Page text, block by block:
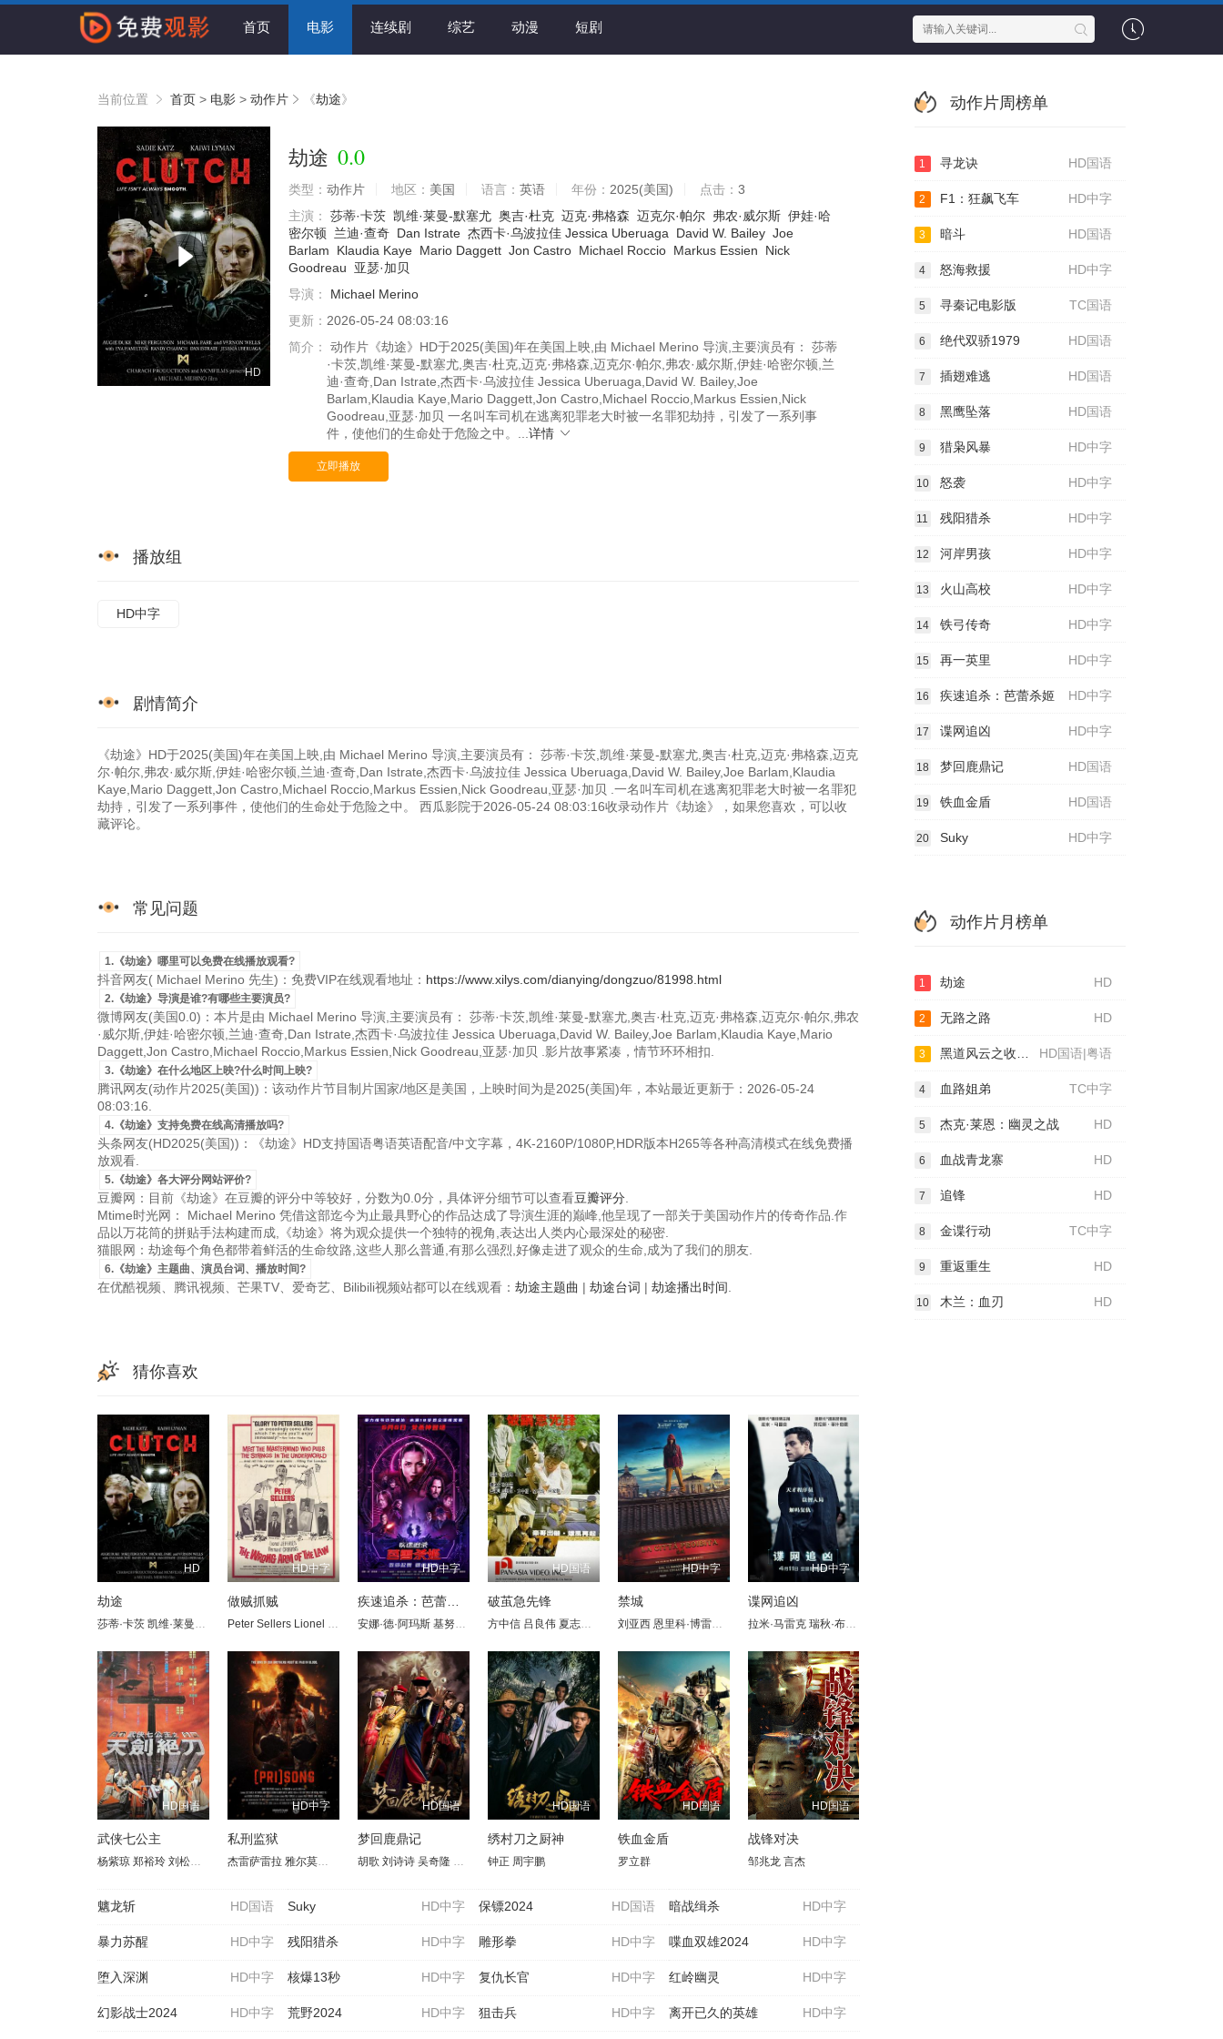
首页 电影 连续剧 综艺 动漫 短剧
当前位置 首页 > 电影 > 动作片 《劫途》
HD
劫途 0.0
类型： 动作片 地区： 美国 语言： 英语 年份： 2025(美国) 点击： 3
主演：
莎蒂·卡茨 凯维·莱曼-默塞尤 奥吉·杜克 迈克·弗格森 迈克尔·帕尔 弗农·威尔斯 伊娃·哈
密尔顿 兰迪·查奇 Dan Istrate 杰西卡·乌波拉佳 Jessica Uberuaga David W. Bailey Joe
Barlam
Klaudia Kaye Mario Daggett Jon Castro Michael Roccio Markus Essien
Nick
Goodreau
亚瑟·加贝
导演：
Michael Merino
更新： 2026-05-24 08:03:16
简介：
动作片《劫途》HD于2025(美国)年在美国上映,由 Michael Merino 导演,主要演员有： 莎蒂
·卡茨,凯维·莱曼-默塞尤,奥吉·杜克,迈克·弗格森,迈克尔·帕尔,弗农·威尔斯,伊娃·哈密尔顿,兰
迪·查奇,Dan Istrate,杰西卡·乌波拉佳 Jessica Uberuaga,David W. Bailey,Joe
Barlam,Klaudia Kaye,Mario Daggett,Jon Castro,Michael Roccio,Markus Essien,Nick
Goodreau,亚瑟·加贝 一名叫车司机在逃离犯罪老大时被一名罪犯劫持，引发了一系列事
件，使他们的生命处于危险之中。... 详情
立即播放
播放组
HD中字
剧情简介
《劫途》HD于2025(美国)年在美国上映,由 Michael Merino 导演,主要演员有： 莎蒂·卡茨,凯维·莱曼-默塞尤,奥吉·杜克,迈克·弗格森,迈克
尔·帕尔,弗农·威尔斯,伊娃·哈密尔顿,兰迪·查奇,Dan Istrate,杰西卡·乌波拉佳 Jessica Uberuaga,David W. Bailey,Joe Barlam,Klaudia
Kaye,Mario Daggett,Jon Castro,Michael Roccio,Markus Essien,Nick Goodreau,亚瑟·加贝 .一名叫车司机在逃离犯罪老大时被一名罪犯
劫持，引发了一系列事件，使他们的生命处于危险之中。 西瓜影院于2026-05-24 08:03:16收录动作片《劫途》，如果您喜欢，可以收
藏评论。
常见问题
1.《劫途》哪里可以免费在线播放观看?
抖音网友( Michael Merino 先生)：免费VIP在线观看地址： https://www.xilys.com/dianying/dongzuo/81998.html
2.《劫途》导演是谁?有哪些主要演员?
微博网友(美国0.0)：本片是由 Michael Merino 导演,主要演员有： 莎蒂·卡茨,凯维·莱曼-默塞尤,奥吉·杜克,迈克·弗格森,迈克尔·帕尔,弗农
·威尔斯,伊娃·哈密尔顿,兰迪·查奇,Dan Istrate,杰西卡·乌波拉佳 Jessica Uberuaga,David W. Bailey,Joe Barlam,Klaudia Kaye,Mario
Daggett,Jon Castro,Michael Roccio,Markus Essien,Nick Goodreau,亚瑟·加贝 .影片故事紧凑，情节环环相扣.
3.《劫途》在什么地区上映?什么时间上映?
腾讯网友(动作片2025(美国))：该动作片节目制片国家/地区是美国，上映时间为是2025(美国)年，本站最近更新于：2026-05-24
08:03:16.
4.《劫途》支持免费在线高清播放吗?
头条网友(HD2025(美国))：《劫途》HD支持国语粤语英语配音/中文字幕，4K-2160P/1080P,HDR版本H265等各种高清模式在线免费播
放观看.
5.《劫途》各大评分网站评价?
豆瓣网：目前《劫途》在豆瓣的评分中等较好，分数为0.0分，具体评分细节可以查看豆瓣评分
Mtime时光网： Michael Merino 凭借这部迄今为止最具野心的作品达成了导演生涯的巅峰,他呈现了一部关于美国动作片的传奇作品.作
品以万花筒的拼贴手法构建而成,《劫途》将为观众提供一个独特的视角,表达出人类内心最深处的秘密.
猫眼网：劫途每个角色都带着鲜活的生命纹路,这些人那么普通,有那么强烈,好像走进了观众的生命,成为了我们的朋友.
6.《劫途》主题曲、演员台词、播放时间?
在优酷视频、腾讯视频、芒果TV、爱奇艺、Bilibili视频站都可以在线观看： 劫途主题曲 | 劫途台词 | 劫途播出时间
猜你喜欢
HD
劫途
莎蒂·卡茨 凯维·莱曼-默塞尤 奥吉·杜克 迈克·弗格森 迈克尔·帕尔 弗农·威尔斯 伊娃·哈密尔顿 兰迪·查奇 Dan Istrate 杰西卡·乌波拉佳 Jessica Uberuaga David W. Bailey
HD中字
做贼抓贼
Peter Sellers Lionel Jeffries Bernard Cribbins Davy Kaye Nanette Newman Bill Kerr
HD中字
疾速追杀：芭蕾杀姬
安娜·德·阿玛斯 基努·里维斯 安杰丽卡·休斯顿 加布里埃尔·伯恩 伊恩·麦柯肖恩 诺曼·瑞杜斯 兰斯·莱迪克 卡塔琳娜·桑地诺·莫雷诺
HD国语
破茧急先锋
方中信 吕良伟 夏志珍 何家驹
HD中字
禁城
刘亚西 恩里科·博雷洛 萨布丽娜·费里利 马可·贾利尼
HD中字
谍网追凶
拉米·马雷克 瑞秋·布罗斯纳安
HD国语
武侠七公主
杨紫琼 郑裕玲 刘松仁 张曼玉 张敏 吴君如 关咏荷 陈加玲 张卫健 吴孟达 任达华
HD中字
私刑监狱
杰雷萨雷拉 雅尔莫普基拉 阿里萨沃宁
HD国语
梦回鹿鼎记
胡歌 刘诗诗 吴奇隆 林更新
HD国语
绣村刀之厨神
钟正 周宇鹏
HD国语
铁血金盾
罗立群
HD国语
战锋对决
邹兆龙 言杰
HD国语
魑龙斩 HD中字
Suky HD国语
保镖2024 HD中字
暗战缉杀
HD中字
暴力苏醒 HD中字
残阳猎杀 HD中字
雕形拳 HD中字
喋血双雄2024
HD中字
堕入深渊 HD中字
核爆13秒 HD中字
复仇长官 HD中字
红岭幽灵
HD中字
幻影战士2024 HD中字
荒野2024 HD中字
狙击兵 HD中字
离开已久的英雄
动作片周榜单
HD国语
1 寻龙诀
HD中字
2 F1：狂飙飞车
HD国语
3 暗斗
HD中字
4 怒海救援
TC国语
5 寻秦记电影版
HD国语
6 绝代双骄1979
HD国语
7 插翅难逃
HD国语
8 黑鹰坠落
HD中字
9 猎枭风暴
HD中字
10 怒袭
HD中字
11 残阳猎杀
HD中字
12 河岸男孩
HD中字
13 火山高校
HD中字
14 铁弓传奇
HD中字
15 再一英里
HD中字
16 疾速追杀：芭蕾杀姬
HD中字
17 谍网追凶
HD国语
18 梦回鹿鼎记
HD国语
19 铁血金盾
HD中字
20 Suky
动作片月榜单
HD
1 劫途
HD
2 无路之路
HD国语|粤语
3 黑道风云之收数王
TC中字
4 血路姐弟
HD
5 杰克·莱恩：幽灵之战
HD
6 血战青龙寨
HD
7 追锋
TC中字
8 金谍行动
HD
9 重返重生
HD
10 木兰：血刃